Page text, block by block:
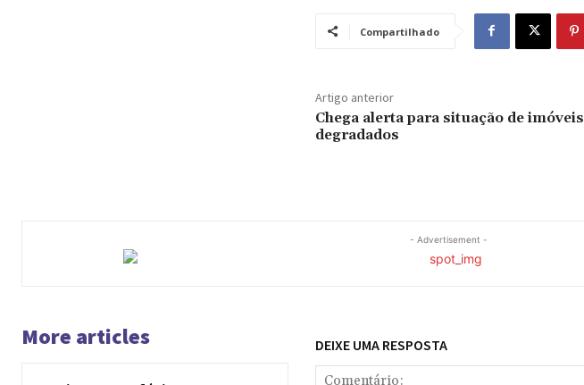
Compartilhado
Artigo anterior
Chega alerta para situação de imóveis
degradados
- Advertisement -
More articles DEIXE UMA RESPOSTA